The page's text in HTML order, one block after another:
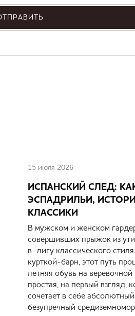
15 июля 2026
ИСПАНСКИЙ СЛЕД:
ЭСПАДРИЛЬИ,
КЛАССИКИ
В мужском и женском
совершивших прыжок из
в лигу классического
курткой-барн, этот путь
летняя обувь на
простая, на первый взгляд,
сочетает в себе
безупречный